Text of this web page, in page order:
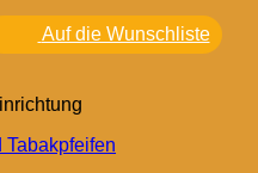
Auf die Wunschliste
Tabakpfeifen